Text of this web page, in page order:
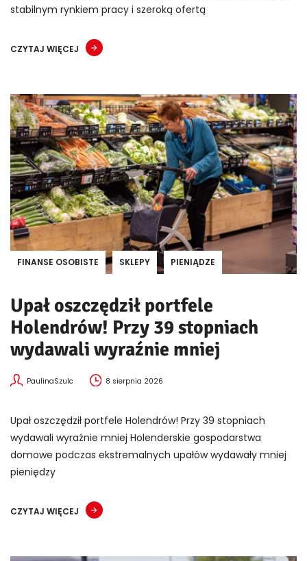
stabilnym rynkiem pracy i szeroką ofertą
CZYTAJ WIĘCEJ
FINANSE OSOBISTE SKLEPY PIENIĄDZE
Upał oszczędził portfele
Holendrów! Przy 39 stopniach
wydawali wyraźnie mniej
PaulinaSzulc 8 sierpnia 2026
Upał oszczędził portfele Holendrów! Przy 39 stopniach
wydawali wyraźnie mniej Holenderskie gospodarstwa
domowe podczas ekstremalnych upałów wydawały mniej
pieniędzy
CZYTAJ WIĘCEJ